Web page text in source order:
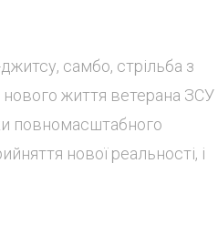
самбо, стрільба з
нового життя ветерана ЗСУ
повномасштабного
нової реальності, і